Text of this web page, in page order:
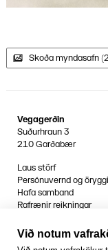
Skoða myndasafn
Vegagerðin
Suðurhraun 3
210 Garðabær
Laus störf
Persónuvernd og
Hafa samband
Rafrænir reikningar
Jafnlaunavottun
Græn Skref
Við notum